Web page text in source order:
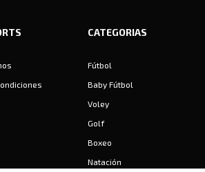
CATEGORIAS
Fútbol
Baby Fútbol
Voley
Golf
Boxeo
Natación